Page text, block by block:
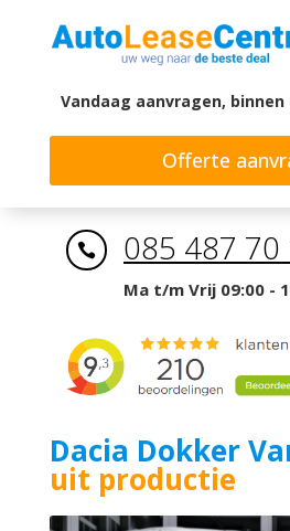
Vandaag aanvragen,
Offerte
 085 487 70
Ma t/m Vrij 09:00 -
Dacia Dokker
uit productie